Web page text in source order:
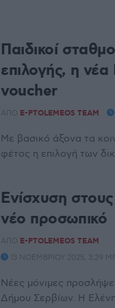
Παιδικοί
επιλογής, η
voucher
ΑΠΌ E-PTOLEMEOS TEAM
Με βασικό άξονα τα
φέτος η επιλογή των
Ενίσχυση
νέο προσωπικό
ΑΠΌ E-PTOLEMEOS TEAM
13 ΝΟΕΜΒΡΊΟΥ 2025, 3:29
Νέες μόνιμες
Δήμου Σερβίων. Η